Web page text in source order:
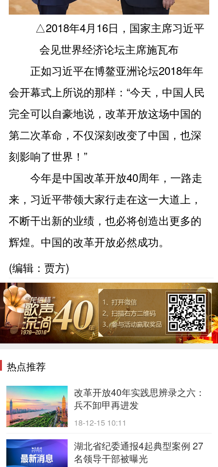
△2018年4月16日，国家主席习近平
会见世界经济论坛主席施瓦布
正如习近平在博鳌亚洲论坛2018年年
会开幕式上所说的那样：“今天，中国人民
完全可以自豪地说，改革开放这场中国的
第二次革命，不仅深刻改变了中国，也深
刻影响了世界！”
今年是中国改革开放40周年，一路走
来，习近平带领大家行走在这一大道上，
不断干出新的业绩，也必将创造出更多的
辉煌。中国的改革开放必然成功。
(编辑：贾方)
热点推荐
改革开放40年实践思辨录之六：
兵不卸甲再进发
18-12-15 10:11
湖北省纪委通报4起典型案例 27
名领导干部被曝光